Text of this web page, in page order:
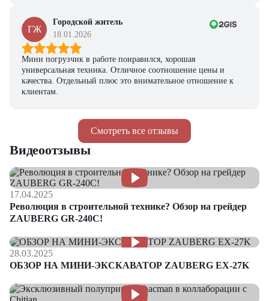
Смотреть все отзывы
ГЖ
Городской житель
18.01.2026
Мини погрузчик в работе понравился, хорошая
универсальная техника. Отличное соотношение цены и
качества. Отдельный плюс это внимательное отношение к
клиентам.
Видеоотзывы
17.04.2025
Революция в строительной технике? Обзор на грейдер
ZAUBERG GR-240C!
28.03.2025
ОБЗОР НА МИНИ-ЭКСКАВАТОР ZAUBERG EX-27K